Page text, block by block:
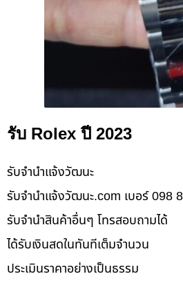
รับ Rolex ปี 2023
รับจํานําแจ้งวัฒนะ
รับจํานําแจ้งวัฒนะ.com เบอร์ 098
รับจำนำสินค้าอื่นๆ โทรสอบถามได้
ได้รับเงินสดในทันทีเต็มจำนวน
ประเมินราคาอย่างเป็นธรรม